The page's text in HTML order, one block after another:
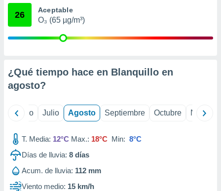
publicidad
1199
26 Aceptable
O₃ (65 µg/m³)
¿Qué tiempo hace en Blanquillo en
agosto?
Junio Julio Agosto Septiembre Octubre
T. Media: 12°C Max.: 18°C Min: 8°C
Días de lluvia: 8 días
Acum. de lluvia: 112 mm
Viento medio: 15 km/h